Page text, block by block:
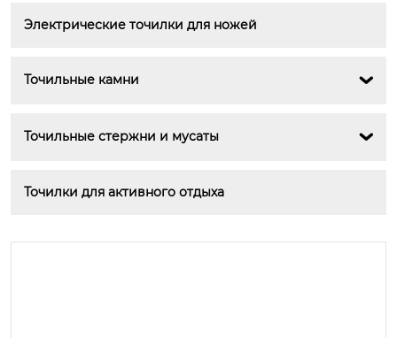
Электрические точилки для ножей
Точильные камни 
Точильные стержни и мусаты 
Точилки для активного отдыха